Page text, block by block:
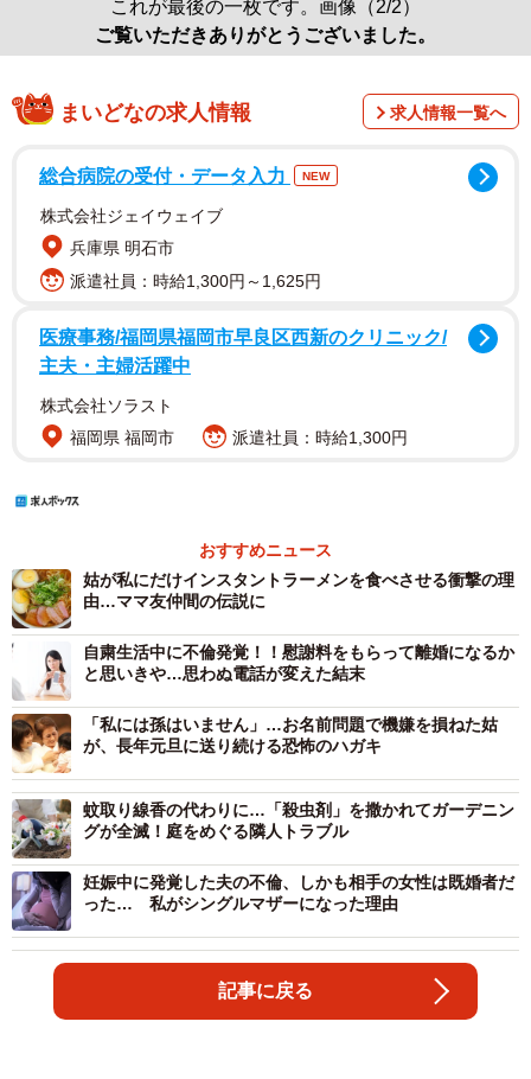
これが最後の一枚です。画像（2/2）
ご覧いただきありがとうございました。
まいどなの求人情報 求人情報一覧へ
総合病院の受付・データ入力 NEW
株式会社ジェイウェイブ
兵庫県 明石市
派遣社員：時給1,300円～1,625円
医療事務/福岡県福岡市早良区西新のクリニック/
主夫・主婦活躍中
株式会社ソラスト
福岡県 福岡市
派遣社員：時給1,300円
おすすめニュース
姑が私にだけインスタントラーメンを食べさせる衝撃の理
由…ママ友仲間の伝説に
自粛生活中に不倫発覚！！慰謝料をもらって離婚になるか
と思いきや…思わぬ電話が変えた結末
「私には孫はいません」…お名前問題で機嫌を損ねた姑
が、長年元旦に送り続ける恐怖のハガキ
蚊取り線香の代わりに…「殺虫剤」を撒かれてガーデニン
グが全滅！庭をめぐる隣人トラブル
妊娠中に発覚した夫の不倫、しかも相手の女性は既婚者だ
った… 私がシングルマザーになった理由
記事に戻る